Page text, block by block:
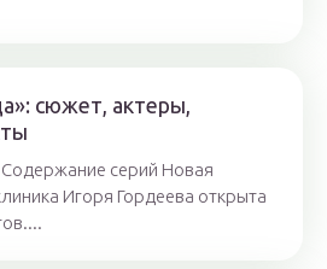
сюжет, актеры,
серий Новая
Игоря Гордеева открыта